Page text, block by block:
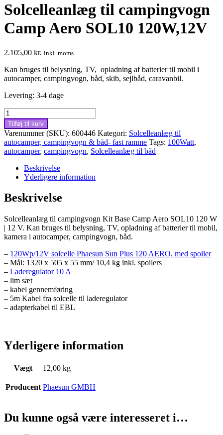
Solcelleanlæg til campingvogn
Camp Aero SOL10 120W,12V
2.105,00 kr. inkl. moms
Kan bruges til belysning, TV, opladning af batterier til mobil i
autocamper, campingvogn, båd, skib, sejlbåd, caravanbil.
Levering: 3-4 dage
Solcelleanlæg
til
campingvogn
Camp
Aero
SOL10
120W,12V
antal
Tilføj til kurv
Varenummer (SKU): 600446 Kategori: Solcelleanlæg til
autocamper, campingvogn & båd- fast ramme Tags: 100Watt,
autocamper, campingvogn, Solcelleanlæg til båd
Beskrivelse
Yderligere information
Beskrivelse
Solcelleanlæg til campingvogn Kit Base Camp Aero SOL10 120 W
| 12 V. Kan bruges til belysning, TV, opladning af batterier til mobil,
kamera i autocamper, campingvogn, båd.
– 120Wp/12V solcelle Phaesun Sun Plus 120 AERO, med spoiler
– Mål: 1320 x 505 x 55 mm/ 10,4 kg inkl. spoilers
– Laderegulator 10 A
– lim sæt
– kabel gennemføring
– 5m Kabel fra solcelle til laderegulator
– adapterkabel til EBL
Yderligere information
Vægt 12,00 kg
Producent Phaesun GMBH
Du kunne også være interesseret i…